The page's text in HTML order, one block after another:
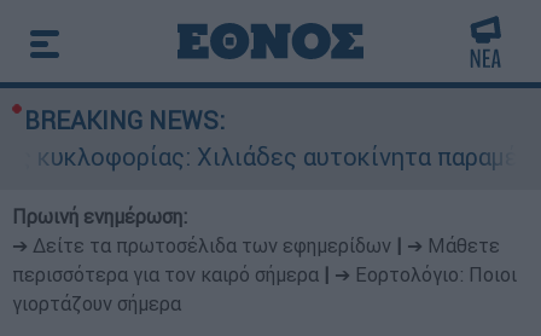
BREAKING NEWS:
Χιλιάδες αυτοκίνητα
Πρωινή ενημέρωση:
➔ Δείτε τα πρωτοσέλιδα των εφημερίδων
➔ Μάθετε
περισσότερα για τον καιρό σήμερα
➔ Εορτολόγιο: Ποιοι
γιορτάζουν σήμερα